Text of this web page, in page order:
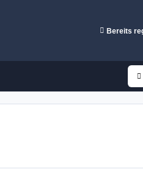
Bereits